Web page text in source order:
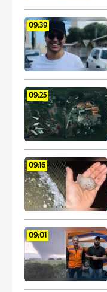
09:39
09:25
09:16
09:01